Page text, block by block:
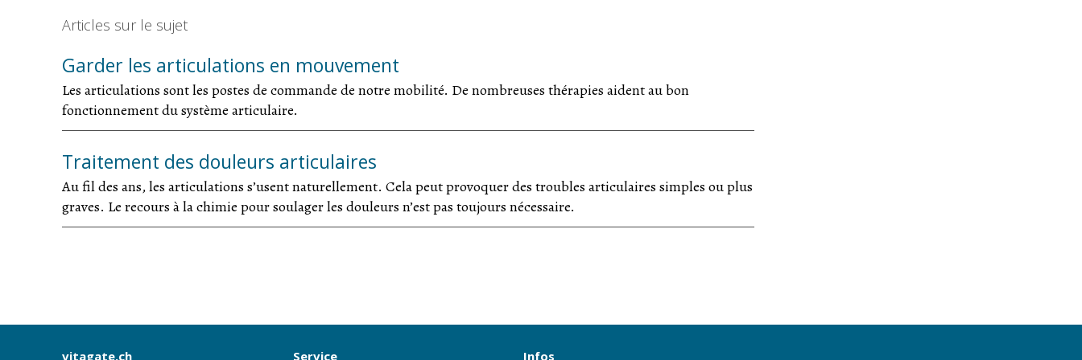
Articles sur le sujet
Garder les articulations en mouvement
Les articulations sont les postes de commande de notre mobilité. De nombreuses thérapies aident au bon
fonctionnement du système articulaire.
Traitement des douleurs articulaires
Au fil des ans, les articulations s’usent naturellement. Cela peut provoquer des troubles articulaires simples ou plus
graves. Le recours à la chimie pour soulager les douleurs n’est pas toujours nécessaire.
vitagate.ch Service Infos